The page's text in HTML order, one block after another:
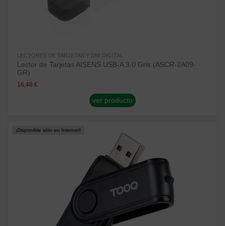
LECTORES DE TARJETAS Y DNI DIGITAL
Lector de Tarjetas AISENS USB-A 3.0 Gris (ASCR-2A09-
GR)
16,48 €
ver producto
¡Disponible sólo en Internet!